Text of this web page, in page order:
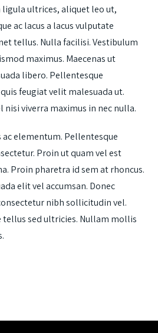
ligula ultrices, aliquet leo ut,
ac lacus a lacus vulputate
tellus. Nulla facilisi. Vestibulum
maximus. Maecenas ut
libero. Pellentesque
feugiat velit malesuada ut.
viverra maximus in nec nulla.
elementum. Pellentesque
Proin ut quam vel est
Proin pharetra id sem at rhoncus.
elit vel accumsan. Donec
nibh sollicitudin vel.
tellus sed ultricies. Nullam mollis